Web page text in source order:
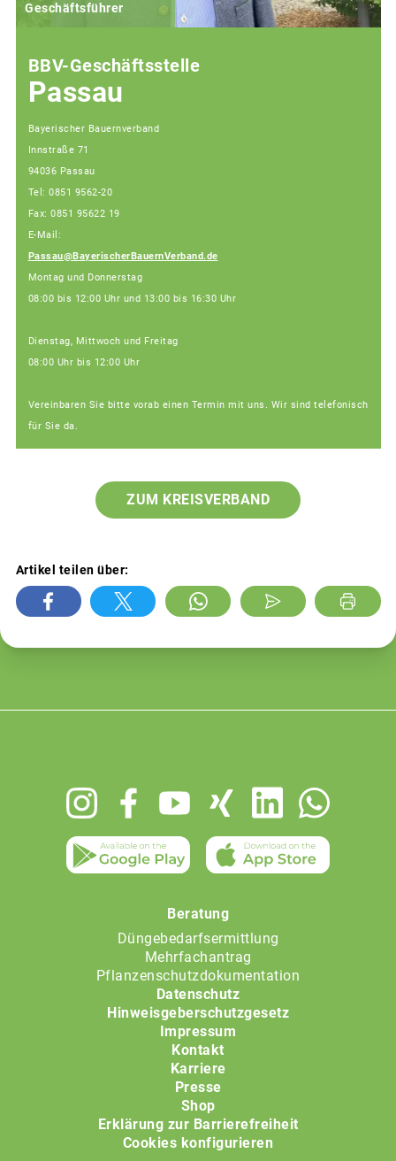
Geschäftsführer
BBV-Geschäftsstelle
Passau
Bayerischer Bauernverband
Innstraße 71
94036 Passau
Tel: 0851 9562-20
Fax: 0851 95622 19
E-Mail:
Passau@BayerischerBauernVerband.de
Montag und Donnerstag
08:00 bis 12:00 Uhr und 13:00 bis 16:30 Uhr
Dienstag, Mittwoch und Freitag
08:00 Uhr bis 12:00 Uhr
Vereinbaren Sie bitte vorab einen Termin mit uns. Wir sind telefonisch
für Sie da.
ZUM KREISVERBAND
Artikel teilen über:
Beratung
Düngebedarfsermittlung
Mehrfachantrag
Pflanzenschutzdokumentation
Datenschutz
Hinweisgeberschutzgesetz
Impressum
Kontakt
Karriere
Presse
Shop
Erklärung zur Barrierefreiheit
Cookies konfigurieren